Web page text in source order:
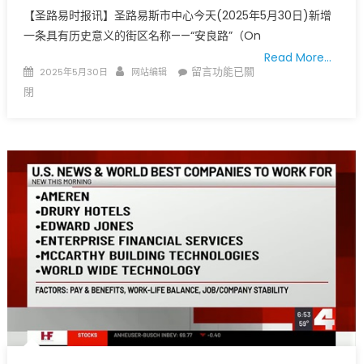
限，
移
社
中
【圣路易时报讯】圣路易斯市中心今天(2025年5月30日)新增
一条具有历史意义的街区名称——“安良路”（On
Read More…
Posted
2025年5月30日 Author
网站编辑
在
｜
圣
斯
市
中
心
揭
幕
“安
留言功能已關
閉